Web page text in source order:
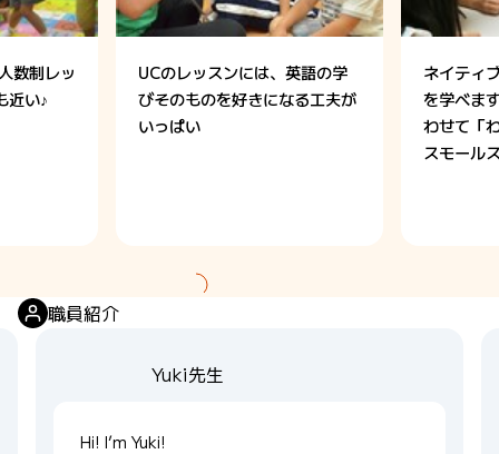
数制レッ
近い♪
UCのレッスンには、英語の学
びそのものを好きになる工夫が
いっぱい
ネイティ
を学べま
わせて「
スモール
職員紹介
Yuki先生
Hi! I’m Yuki!